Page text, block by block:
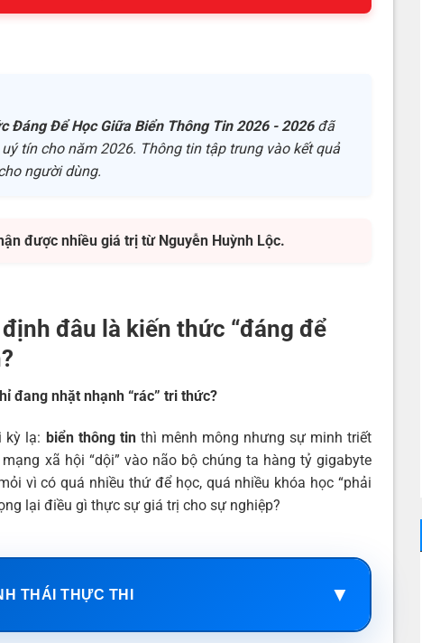
Đáng Để Học Giữa Biển Thông Tin 2026 - 2026đã
tín cho năm 2026. Thông tin tập trung vào kết quả
người dùng.
được nhiều giá trị từ Nguyễn Huỳnh Lộc.
đâu là kiến thức “đáng để
đang nhặt nhạnh “rác” tri thức?
kỳ lạ: biển thông tinthì mênh mông nhưng sự minh triết
xã hội “dội” vào não bộ chúng ta hàng tỷ gigabyte
vì có quá nhiều thứ để học, quá nhiều khóa học “phải
lại điều gì thực sự giá trị cho sự nghiệp?
THÁI THỰC THI ▼